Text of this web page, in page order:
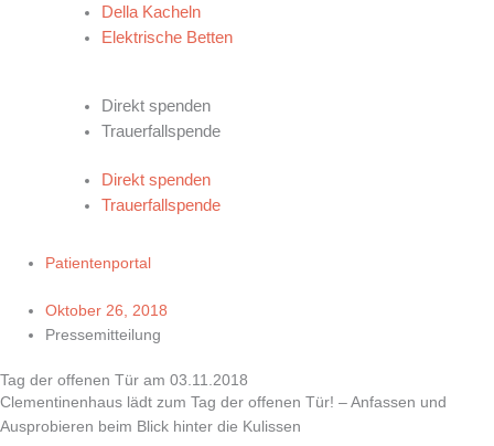
Della Kacheln
Elektrische Betten
Direkt spenden
Trauerfallspende
Direkt spenden
Trauerfallspende
Patientenportal
Oktober 26, 2018
Pressemitteilung
Tag der offenen Tür am 03.11.2018
Clementinenhaus lädt zum Tag der offenen Tür! – Anfassen und
Ausprobieren beim Blick hinter die Kulissen